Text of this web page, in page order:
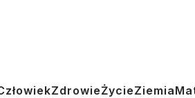
ZdrowieŻycieZiemia